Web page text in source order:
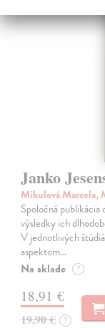
Janko
Mikulová Marcela,
Spoločná
výsledky ich
V jednotlivých
aspektom…
Na sklade ?
18,91 €
19,90 € ?